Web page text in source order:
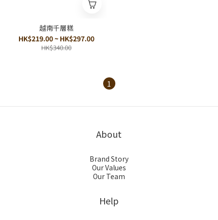
越南千層糕
HK$219.00 ~ HK$297.00
HK$340.00
1
About
Brand Story
Our Values
Our Team
Help